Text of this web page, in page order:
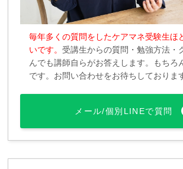
毎年多くの質問をしたケアマネ受験生ほ
いです。受講生からの質問・勉強方法・
んでも講師自らがお答えします。もちろ
です。お問い合わせをお待ちしておりま
メール/個別LINEで質問